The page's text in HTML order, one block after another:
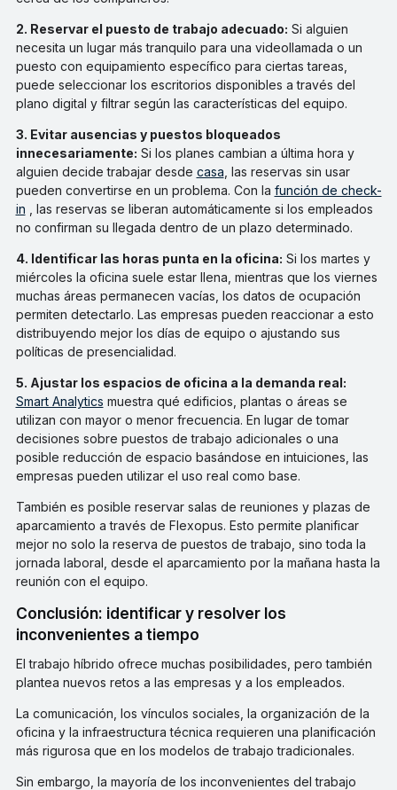
2. Reservar el puesto de trabajo adecuado: Si alguien
necesita un lugar más tranquilo para una videollamada o un
puesto con equipamiento específico para ciertas tareas,
puede seleccionar los escritorios disponibles a través del
plano digital y filtrar según las características del equipo.
3. Evitar ausencias y puestos bloqueados
innecesariamente: Si los planes cambian a última hora y
alguien decide trabajar desde casa , las reservas sin usar
pueden convertirse en un problema. Con la función de check-
in , las reservas se liberan automáticamente si los empleados
no confirman su llegada dentro de un plazo determinado.
4. Identificar las horas punta en la oficina: Si los martes y
miércoles la oficina suele estar llena, mientras que los viernes
muchas áreas permanecen vacías, los datos de ocupación
permiten detectarlo. Las empresas pueden reaccionar a esto
distribuyendo mejor los días de equipo o ajustando sus
políticas de presencialidad.
5. Ajustar los espacios de oficina a la demanda real:
Smart Analytics muestra qué edificios, plantas o áreas se
utilizan con mayor o menor frecuencia. En lugar de tomar
decisiones sobre puestos de trabajo adicionales o una
posible reducción de espacio basándose en intuiciones, las
empresas pueden utilizar el uso real como base.
También es posible reservar salas de reuniones y plazas de
aparcamiento a través de Flexopus. Esto permite planificar
mejor no solo la reserva de puestos de trabajo, sino toda la
jornada laboral, desde el aparcamiento por la mañana hasta la
reunión con el equipo.
Conclusión: identificar y resolver los
inconvenientes a tiempo
El trabajo híbrido ofrece muchas posibilidades, pero también
plantea nuevos retos a las empresas y a los empleados.
La comunicación, los vínculos sociales, la organización de la
oficina y la infraestructura técnica requieren una planificación
más rigurosa que en los modelos de trabajo tradicionales.
Sin embargo, la mayoría de los inconvenientes del trabajo